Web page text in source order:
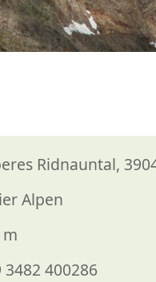
Ridnauntal,
Alpen
m
3482 400286